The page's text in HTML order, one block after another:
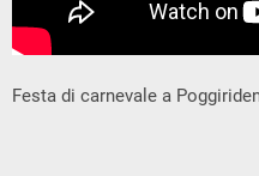
Festa di carnevale a